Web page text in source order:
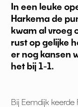
In een leuke
Harkema de
kwam al vroeg
rust op gelijke
er nog kansen
het bij 1-1.
Bij Eemdijk keerde